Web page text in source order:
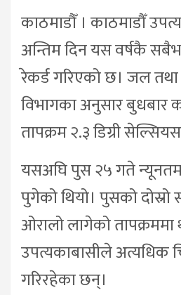
काठमाडौँ । काठमाडौँ
अन्तिम दिन यस वर्षकै
रेकर्ड गरिएको छ। जल तथा
विभागका अनुसार बुधबार
तापक्रम २.३ डिग्री
यसअघि पुस २५ गते न्यूनतम
पुगेको थियो। पुसको दोस्रो
ओरालो लागेको
उपत्यकाबासीले अत्यधिक
गरिरहेका छन्।